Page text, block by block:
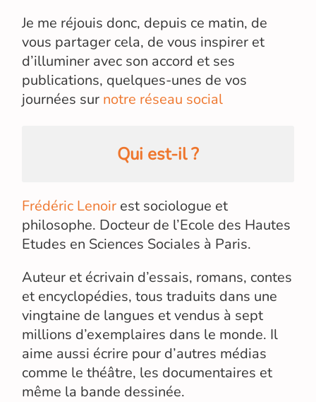
Je me réjouis donc, depuis ce matin, de
vous partager cela, de vous inspirer et
d’illuminer avec son accord et ses
publications, quelques-unes de vos
journées sur notre réseau social
Qui est-il ?
Frédéric Lenoir est sociologue et
philosophe. Docteur de l’Ecole des Hautes
Etudes en Sciences Sociales à Paris.
Auteur et écrivain d’essais, romans, contes
et encyclopédies, tous traduits dans une
vingtaine de langues et vendus à sept
millions d’exemplaires dans le monde. Il
aime aussi écrire pour d’autres médias
comme le théâtre, les documentaires et
même la bande dessinée.